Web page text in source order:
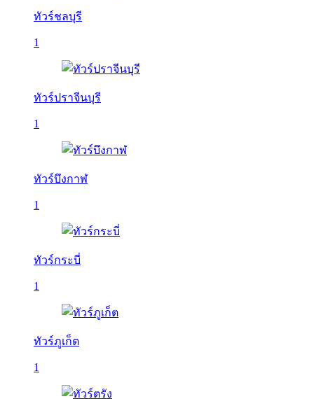
ทัวร์ชลบุรี
1
ทัวร์ปราจีนบุรี
1
ทัวร์บึงกาฬ
1
ทัวร์กระบี่
1
ทัวร์ภูเก็ต
1